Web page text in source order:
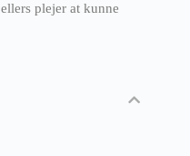
plejer at kunne